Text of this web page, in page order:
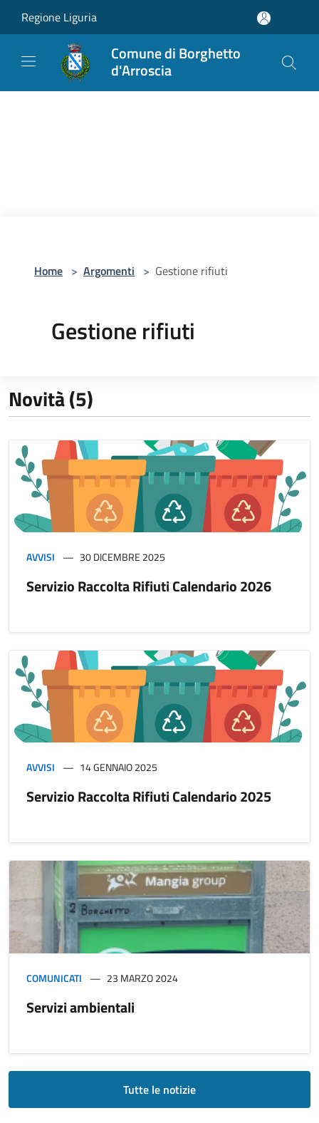
Regione Liguria
Comune di Borghetto
d'Arroscia
Home > Argomenti > Gestione rifiuti
Gestione rifiuti
Novità (5)
AVVISI 30 DICEMBRE 2025
Servizio Raccolta Rifiuti Calendario 2026
AVVISI 14 GENNAIO 2025
Servizio Raccolta Rifiuti Calendario 2025
COMUNICATI 23 MARZO 2024
Servizi ambientali
Tutte le notizie